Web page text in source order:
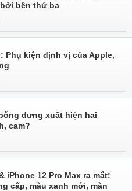
bên thứ ba
Phụ kiện định vị của Apple,
dưng xuất hiện hai
cam?
iPhone 12 Pro Max ra mắt:
cấp, màu xanh mới, màn